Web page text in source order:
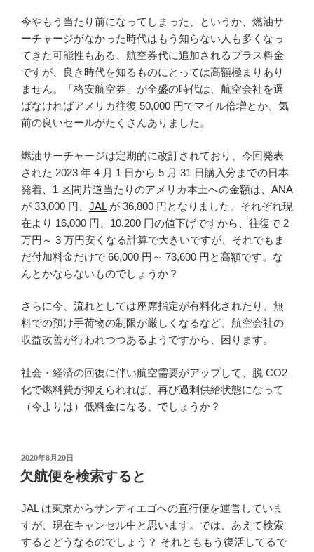
今やもう当たり前になってしまった、というか、燃油サ
ーチャージがなかった時代はもう知らない人も多くなっ
てきた可能性もある、航空券代に追加されるプラス料金
ですが、良き時代を知るものにとっては高額極まりあり
ません。「格安航空券」が全盛の時代は、航空会社を選
ばなければアメリカ往復 50,000 円でマイル倍増とか、気
前の良いセールがたくさんありました。
燃油サーチャージは定期的に改訂されており、今回発表
された 2023 年 4 月 1 日から 5 月 31 日購入分までの日本
発着、1 区間片道当たりのアメリカ本土への金額は、 ANA
が 33,000 円、 JALが 36,800 円となりました。それぞれ現
在より 16,000 円、10,200 円の値下げですから、往復で 2
万円～ 3 万円安くなる計算で大きいですが、それでもま
だ付加料金だけで 66,000 円～ 73,600 円と高額です。な
んとかならないものでしょうか？
さらに今、流れとしては座席指定が有料化されたり、無
料での預け手荷物の制限が厳しくなるなど、航空会社の
収益改善が行われつつあるようですから、困ります。
社会・経済の回復に伴い航空需要がアップして、脱 CO2
化で燃料費が抑えられれば、再び過剰供給状態になって
（今よりは）低料金になる、でしょうか？
投
稿
日:
2020年8月20日
欠航便を検索すると
JAL は東京からサンディエゴへの直行便を運営していま
すが、現在キャンセル中と思います。では、あえて検索
するとどうなるのでしょう？ それとももう復活してるで